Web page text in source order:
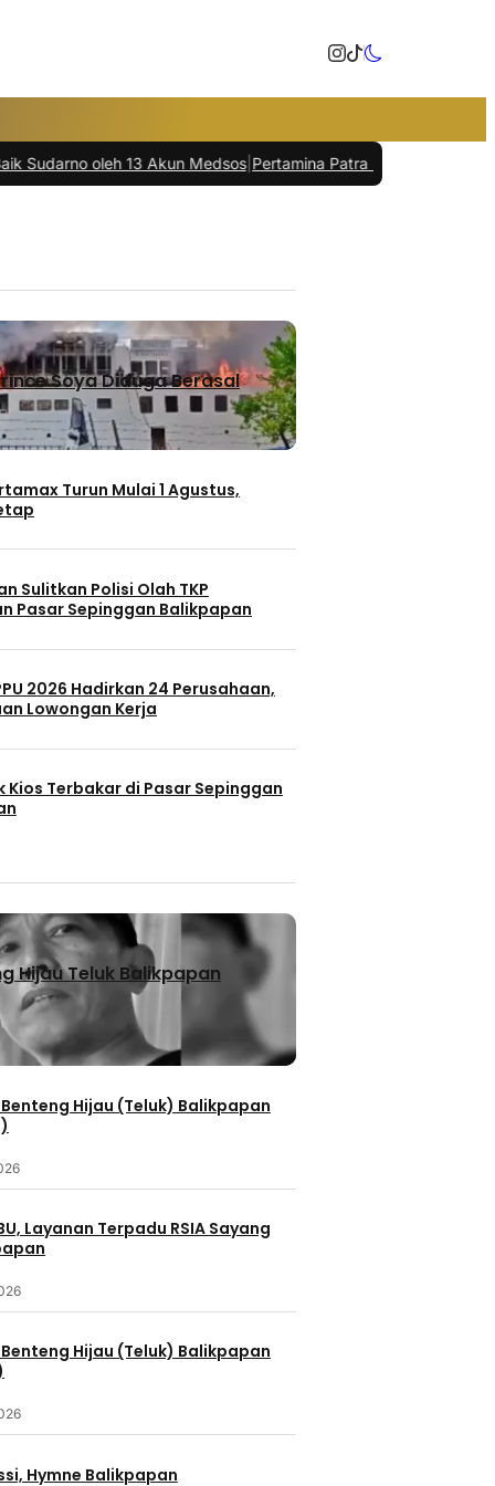
13 Akun Medsos|Pertamina Patra Niaga RU V Balikpapan
Soya Diduga Berasal
Turun Mulai 1 Agustus,
Sulitkan Polisi Olah TKP
Pasar Sepinggan Balikpapan
2026 Hadirkan 24 Perusahaan,
Lowongan Kerja
Kios Terbakar di Pasar Sepinggan
Hijau Teluk Balikpapan
Hijau (Teluk) Balikpapan
Layanan Terpadu RSIA Sayang
Hijau (Teluk) Balikpapan
Hymne Balikpapan